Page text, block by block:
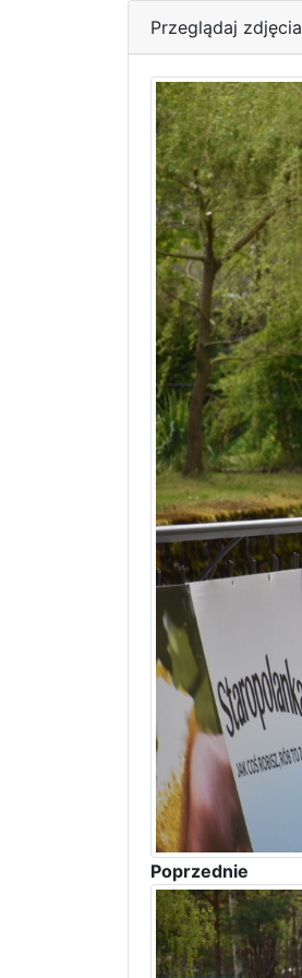
Przeglądaj zdjęcia
Poprzednie